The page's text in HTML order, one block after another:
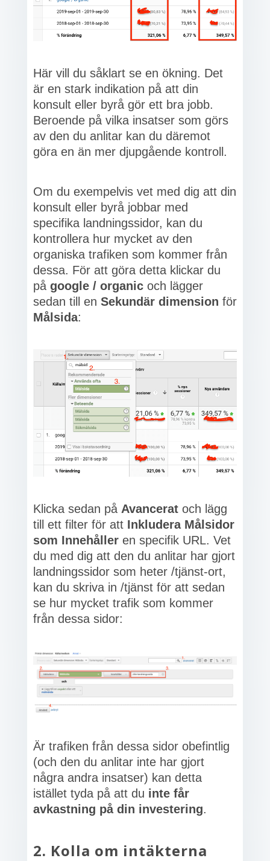
Här vill du såklart se en ökning. Det
är en stark indikation på att din
konsult eller byrå gör ett bra jobb.
Beroende på vilka insatser som görs
av den du anlitar kan du däremot
göra en än mer djupgående kontroll.
Om du exempelvis vet med dig att din
konsult eller byrå jobbar med
specifika landningssidor, kan du
kontrollera hur mycket av den
organiska trafiken som kommer från
dessa. För att göra detta klickar du
på google / organicoch lägger
sedan till en Sekundär dimension för
Målsida:
Klicka sedan på Avanceratoch lägg
till ett filter för att Inkludera Målsidor
som Innehåller en specifik URL. Vet
du med dig att den du anlitar har gjort
landningssidor som heter /tjänst-ort,
kan du skriva in /tjänst för att sedan
se hur mycket trafik som kommer
från dessa sidor:
Är trafiken från dessa sidor obefintlig
(och den du anlitar inte har gjort
några andra insatser) kan detta
istället tyda på att du inte får
avkastning på din investering.
2. Kolla om intäkterna